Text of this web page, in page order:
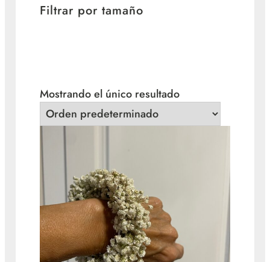
Filtrar por tamaño
Mostrando el único resultado